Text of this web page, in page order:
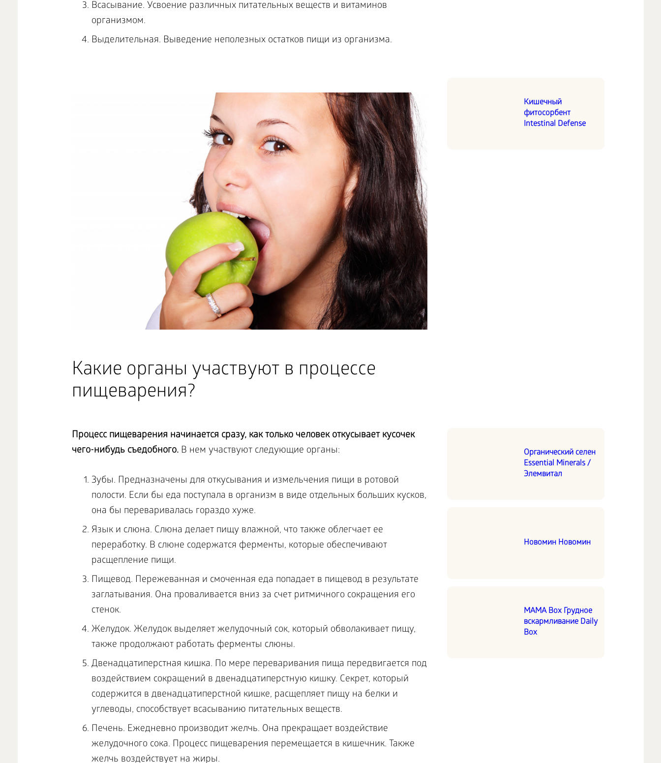
Всасывание. Усвоение различных питательных веществ и витаминов
организмом.
Выделительная. Выведение неполезных остатков пищи из организма.
Кишечный
фитосорбент
Intestinal Defense
Какие органы участвуют в процессе
пищеварения?
Органический селен
Essential Minerals /
Элемвитал
Новомин Новомин
MAMA Box Грудное
вскармливание Daily
Box
Процесс пищеварения начинается сразу, как только человек откусывает кусочек
чего-нибудь съедобного.В нем участвуют следующие органы:
Зубы. Предназначены для откусывания и измельчения пищи в ротовой
полости. Если бы еда поступала в организм в виде отдельных больших кусков,
она бы переваривалась гораздо хуже.
Язык и слюна. Слюна делает пищу влажной, что также облегчает ее
переработку. В слюне содержатся ферменты, которые обеспечивают
расщепление пищи.
Пищевод. Пережеванная и смоченная еда попадает в пищевод в результате
заглатывания. Она проваливается вниз за счет ритмичного сокращения его
стенок.
Желудок. Желудок выделяет желудочный сок, который обволакивает пищу,
также продолжают работать ферменты слюны.
Двенадцатиперстная кишка. По мере переваривания пища передвигается под
воздействием сокращений в двенадцатиперстную кишку. Секрет, который
содержится в двенадцатиперстной кишке, расщепляет пищу на белки и
углеводы, способствует всасыванию питательных веществ.
Печень. Ежедневно производит желчь. Она прекращает воздействие
желудочного сока. Процесс пищеварения перемещается в кишечник. Также
желчь воздействует на жиры.